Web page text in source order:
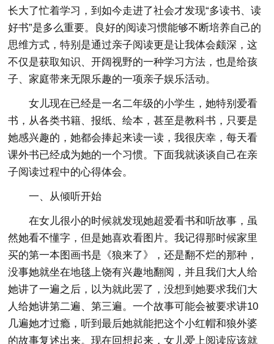
长大了忙着学习，到如今走进了社会才发现“多读书、读
好书”是多么重要。良好的阅读习惯能够不断培养自己的
思维方式，特别是通过亲子阅读更是让我体会颇深，这
不仅是获取知识、开阔视野的一种学习方法，也是给孩
子、家庭带来无限乐趣的一项亲子娱乐活动。
女儿现在已经是一名二年级的小学生，她特别爱看
书，从各类书籍、报纸、绘本，甚至是教科书，只要是
她感兴趣的，她都会捧起来读一读，我很庆幸，每天看
课外书已经成为她的一个习惯。下面我就谈谈自己在亲
子阅读过程中的心得体会。
一、从倾听开始
在女儿很小的时候就发现她超爱看书和听故事，虽
然她看不懂字，但是她喜欢看图片。我记得那时候家里
买的第一本图画书是《狼来了》，还是翻不烂的那种，
没事她就坐在地毯上饶有兴趣地翻阅，并且我们大人给
她讲了一遍之后，以为就此罢了，没想到她要求我们大
人给她讲第二遍、第三遍。一个故事可能会被要求讲10
几遍她才过瘾，听到最后她就能把这个小红帽和狼外婆
的故事复述出来。现在回想起来，女儿爱上阅读应该就